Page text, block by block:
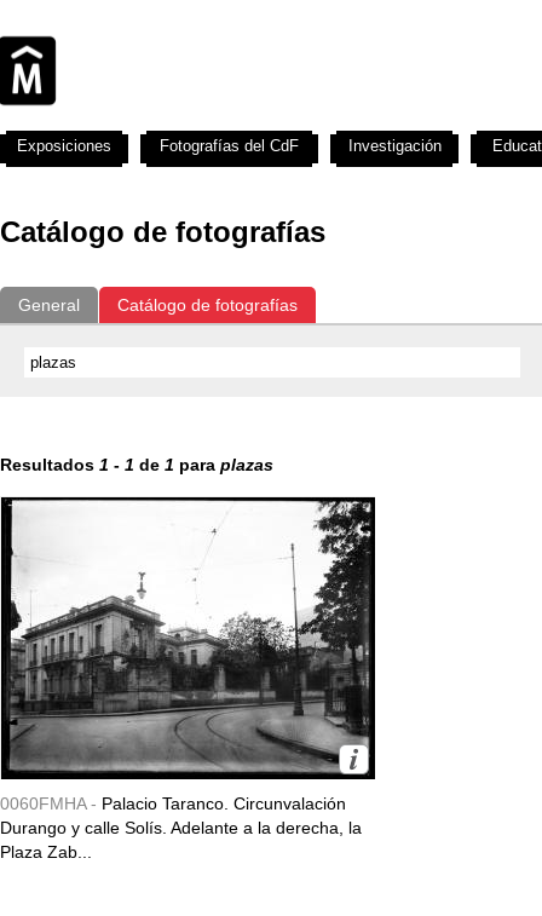
Catálogo de fotografías
General Catálogo de fotografías
Resultados 1 - 1 de 1 para plazas
0060FMHA - Palacio Taranco. Circunvalación
Durango y calle Solís. Adelante a la derecha, la
Plaza Zab...
Exposiciones Fotografías del CdF Investigación